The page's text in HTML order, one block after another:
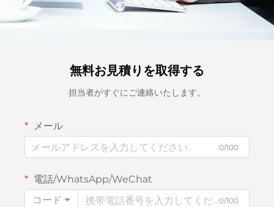
無料お見積りを取得する
担当者がすぐにご連絡いたします。
メール
0/100
電話/WhatsApp/WeChat
コード
0/100